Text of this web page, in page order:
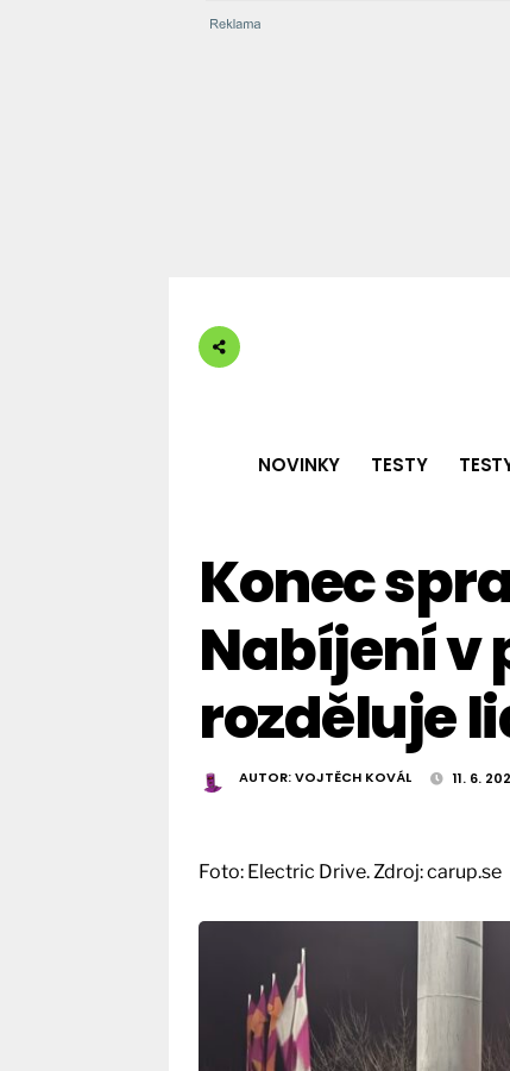
NOVINKY TESTY
Konec
Nabíjení v
rozděluje
AUTOR:VOJTĚCH KOVÁL 11. 6.
Foto: Electric Drive. Zdroj:carup.se